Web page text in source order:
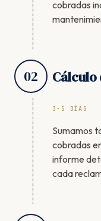
cobradas
02
3-5 DÍAS
Sumamos
cobradas
informe
cada